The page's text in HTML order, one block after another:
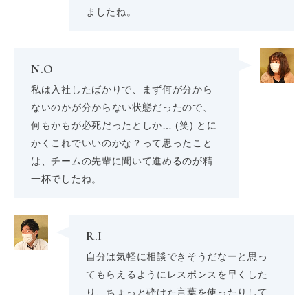
ましたね。
N.O
私は入社したばかりで、まず何が分から
ないのかが分からない状態だったので、
何もかもが必死だったとしか… (笑) とに
かくこれでいいのかな？って思ったこと
は、チームの先輩に聞いて進めるのが精
一杯でしたね。
R.I
自分は気軽に相談できそうだなーと思っ
てもらえるようにレスポンスを早くした
り、ちょっと砕けた言葉を使ったりして